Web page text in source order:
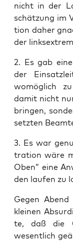
nicht in der
schät­zung im
ti­on daher
der
2. Es gab
der
womög­lich
damit nicht
brin­gen,
setz­ten
3. Es war
tra­ti­on wäre
Oben” eine
den lau­fen zu
Gegen
klei­nen
te, daß die
wesent­lich